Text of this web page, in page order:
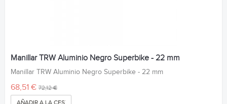
Manillar TRW Aluminio Negro Superbike - 22 mm
Manillar TRW Aluminio Negro Superbike - 22 mm
68,51 € 72,12 €
AÑADIR A LA CESTA